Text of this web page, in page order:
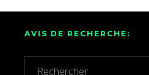
AVIS DE RECHERCHE: